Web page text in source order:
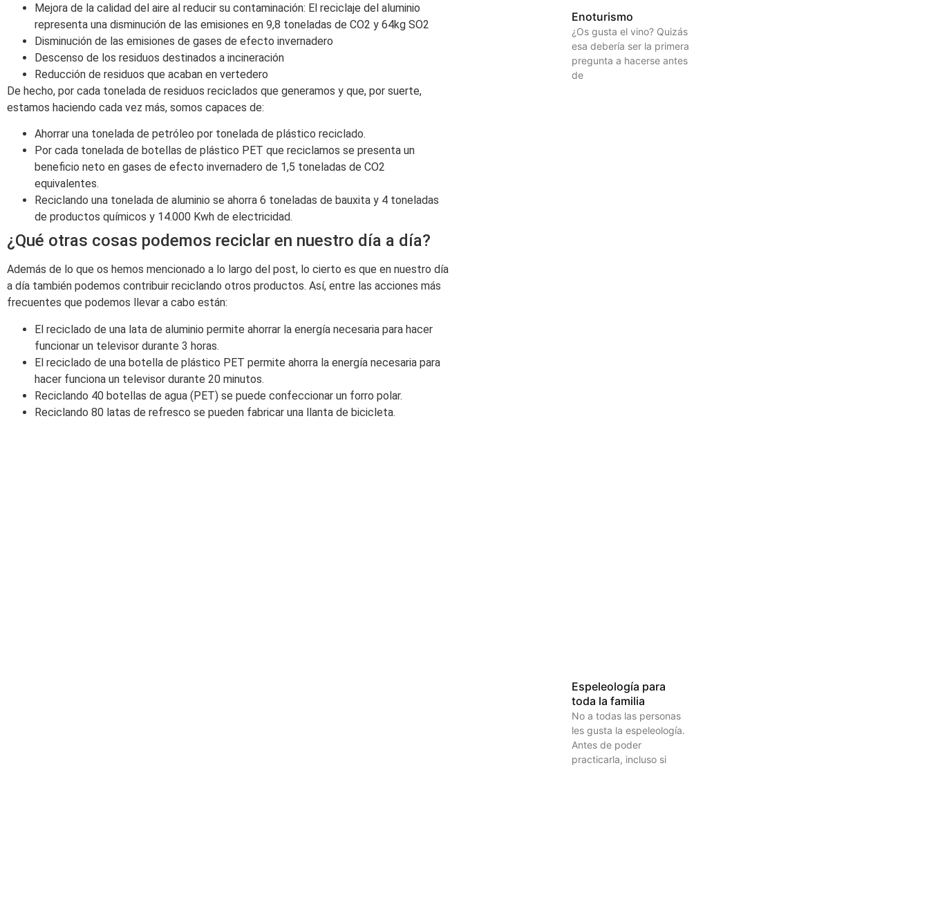
Mejora de la calidad del aire al reducir su contaminación: El reciclaje del aluminio
representa una disminución de las emisiones en 9,8 toneladas de CO2 y 64kg SO2
Disminución de las emisiones de gases de efecto invernadero
Descenso de los residuos destinados a incineración
Reducción de residuos que acaban en vertedero
De hecho, por cada tonelada de residuos reciclados que generamos y que, por suerte,
estamos haciendo cada vez más, somos capaces de:
Ahorrar una tonelada de petróleo por tonelada de plástico reciclado.
Por cada tonelada de botellas de plástico PET que reciclamos se presenta un
beneficio neto en gases de efecto invernadero de 1,5 toneladas de CO2
equivalentes.
Reciclando una tonelada de aluminio se ahorra 6 toneladas de bauxita y 4 toneladas
de productos químicos y 14.000 Kwh de electricidad.
¿Qué otras cosas podemos reciclar en nuestro día a día?
Además de lo que os hemos mencionado a lo largo del post, lo cierto es que en nuestro día
a día también podemos contribuir reciclando otros productos. Así, entre las acciones más
frecuentes que podemos llevar a cabo están:
El reciclado de una lata de aluminio permite ahorrar la energía necesaria para hacer
funcionar un televisor durante 3 horas.
El reciclado de una botella de plástico PET permite ahorra la energía necesaria para
hacer funciona un televisor durante 20 minutos.
Reciclando 40 botellas de agua (PET) se puede confeccionar un forro polar.
Reciclando 80 latas de refresco se pueden fabricar una llanta de bicicleta.
Enoturismo
¿Os gusta el vino? Quizás
esa debería ser la primera
pregunta a hacerse antes
de
Espeleología para
toda la familia
No a todas las personas
les gusta la espeleología.
Antes de poder
practicarla, incluso si